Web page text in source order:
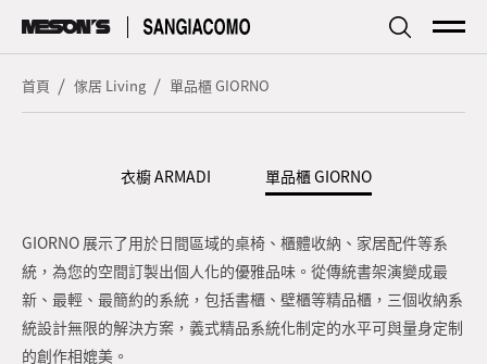
傢居 Living
探索資訊 Focus
型錄下載 Download
首頁 傢居 Living 單品櫃 GIORNO
衣櫥 ARMADI 單品櫃 GIORNO
GIORNO 展示了用於日間區域的桌椅、櫃體收納、家居配件等系
統，為您的空間訂製出個人化的優雅品味。從傳統書架演變成最
新、最輕、最簡約的系統，包括書櫃、壁櫃等精品櫃，三個收納系
統設計無限的解決方案，義式精品系統化制定的水平可與量身定制
的創作相媲美。